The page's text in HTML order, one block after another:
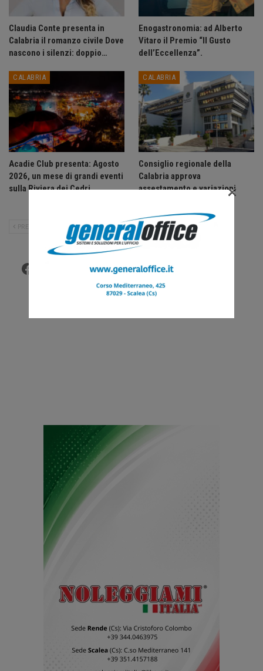
Claudia Conte presenta in
Calabria il romanzo civile Dove
nascono i silenzi: doppio…
Enogastronomia: ad Alberto
Vitaro il Premio “Il Gusto
dell’Eccellenza”.
CALABRIA
Acadie Club presenta: Agosto
2026, un mese di grandi eventi
sulla Riviera dei Cedri.
CALABRIA
Consiglio regionale della
Calabria approva
assestamento e variazioni
PRECEDENTE SUCCESSIVO
Facebook
×